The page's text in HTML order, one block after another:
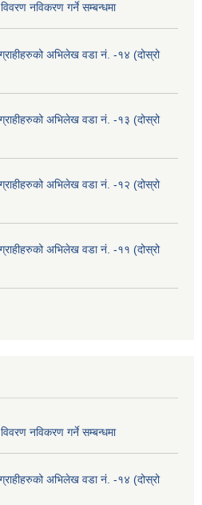
नविकरण गर्ने सम्बन्धमा
अभिलेख वडा नं. -१४ (दोस्रो
अभिलेख वडा नं. -१३ (दोस्रो
अभिलेख वडा नं. -१२ (दोस्रो
अभिलेख वडा नं. -११ (दोस्रो
नविकरण गर्ने सम्बन्धमा
अभिलेख वडा नं. -१४ (दोस्रो